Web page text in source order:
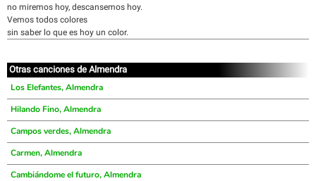
no miremos hoy, descansemos hoy.
Vemos todos colores
sin saber lo que es hoy un color.
Otras canciones de Almendra
Los Elefantes, Almendra
Hilando Fino, Almendra
Campos verdes, Almendra
Carmen, Almendra
Cambiándome el futuro, Almendra